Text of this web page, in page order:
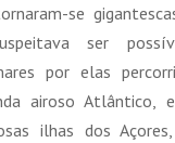
€.
é:
15,30 €.
se
ser
por elas
airoso Atlântico,
ilhas dos